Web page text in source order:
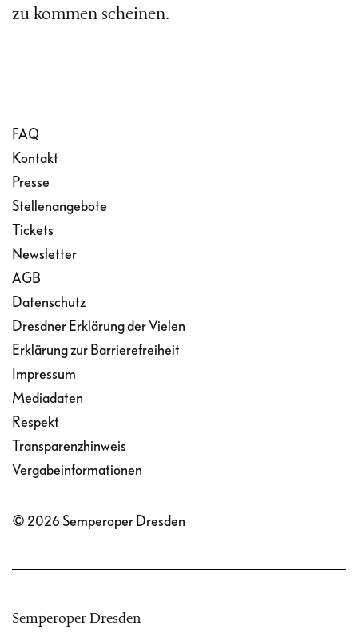
zu kommen scheinen.
FAQ
Kontakt
Presse
Stellenangebote
Tickets
Newsletter
AGB
Datenschutz
Dresdner Erklärung der Vielen
Erklärung zur Barrierefreiheit
Impressum
Mediadaten
Respekt
Transparenzhinweis
Vergabeinformationen
© 2026 Semperoper Dresden
Semperoper Dresden